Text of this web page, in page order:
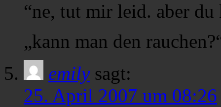
“ne, tut mir leid. aber du
„kann man den
emily sagt:
25. April 2007 um 08:26